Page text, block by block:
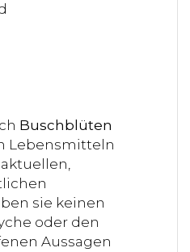
Buschblüten
Lebensmitteln
sie keinen
oder den
Aussagen